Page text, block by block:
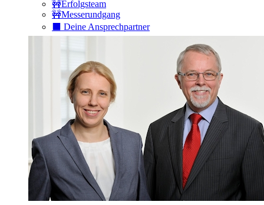
🚧Erfolgsteam
🚧Messerundgang
⬛️ Deine Ansprechpartner